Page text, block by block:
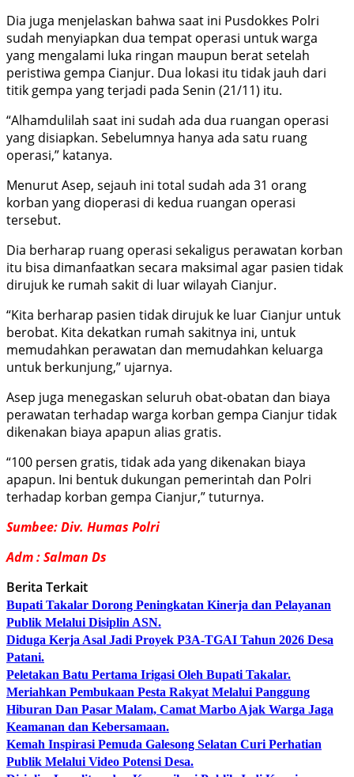
Dia juga menjelaskan bahwa saat ini Pusdokkes Polri
sudah menyiapkan dua tempat operasi untuk warga
yang mengalami luka ringan maupun berat setelah
peristiwa gempa Cianjur. Dua lokasi itu tidak jauh dari
titik gempa yang terjadi pada Senin (21/11) itu.
“Alhamdulilah saat ini sudah ada dua ruangan operasi
yang disiapkan. Sebelumnya hanya ada satu ruang
operasi,” katanya.
Menurut Asep, sejauh ini total sudah ada 31 orang
korban yang dioperasi di kedua ruangan operasi
tersebut.
Dia berharap ruang operasi sekaligus perawatan korban
itu bisa dimanfaatkan secara maksimal agar pasien tidak
dirujuk ke rumah sakit di luar wilayah Cianjur.
“Kita berharap pasien tidak dirujuk ke luar Cianjur untuk
berobat. Kita dekatkan rumah sakitnya ini, untuk
memudahkan perawatan dan memudahkan keluarga
untuk berkunjung,” ujarnya.
Asep juga menegaskan seluruh obat-obatan dan biaya
perawatan terhadap warga korban gempa Cianjur tidak
dikenakan biaya apapun alias gratis.
“100 persen gratis, tidak ada yang dikenakan biaya
apapun. Ini bentuk dukungan pemerintah dan Polri
terhadap korban gempa Cianjur,” tuturnya.
Sumbee: Div. Humas Polri
Adm : Salman Ds
Berita Terkait
Bupati Takalar Dorong Peningkatan Kinerja dan Pelayanan
Publik Melalui Disiplin ASN.
Diduga Kerja Asal Jadi Proyek P3A-TGAI Tahun 2026 Desa
Patani.
Peletakan Batu Pertama Irigasi Oleh Bupati Takalar.
Meriahkan Pembukaan Pesta Rakyat Melalui Panggung
Hiburan Dan Pasar Malam, Camat Marbo Ajak Warga Jaga
Keamanan dan Kebersamaan.
Kemah Inspirasi Pemuda Galesong Selatan Curi Perhatian
Publik Melalui Video Potensi Desa.